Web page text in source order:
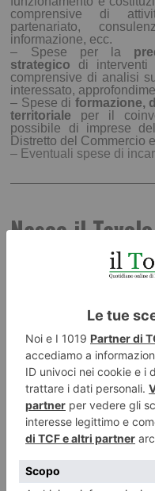
comprensive di
partenariato,
informazione, ecc.
– Spese per la
strategico di interventi
comprensive di analisi
interessato,
– Spese di formazione,
territoriale per il
possibile di imprese
Distretto del Commercio
– Eventuali spese di
Nasce il
29 LUGLIO 2026